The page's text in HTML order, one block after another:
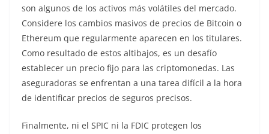
son algunos de los activos más volátiles del mercado.
Considere los cambios masivos de precios de Bitcoin o
Ethereum que regularmente aparecen en los titulares.
Como resultado de estos altibajos, es un desafío
establecer un precio fijo para las criptomonedas. Las
aseguradoras se enfrentan a una tarea difícil a la hora
de identificar precios de seguros precisos.
Finalmente, ni el SPIC ni la FDIC protegen los